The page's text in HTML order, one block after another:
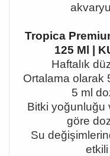
Tropica
125 Ml |
Haftalık
Ortalama olarak
5 ml
Bitki yoğunluğu
göre
Su